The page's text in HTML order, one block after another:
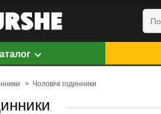
> Чоловічі годинники